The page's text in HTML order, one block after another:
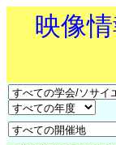
映像